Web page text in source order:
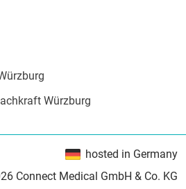
Würzburg
hosted in Germany
Connect Medical GmbH & Co. KG